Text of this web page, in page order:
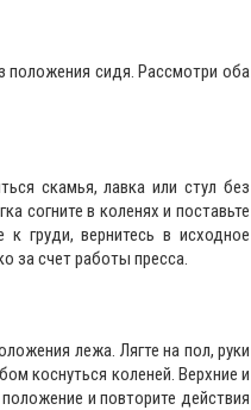
положения сидя. Рассмотри оба
скамья, лавка или стул без
согните в коленях и поставьте
груди, вернитесь в исходное
за счет работы пресса.
лежа. Лягте на пол, руки
коснуться коленей. Верхние и
и повторите действия